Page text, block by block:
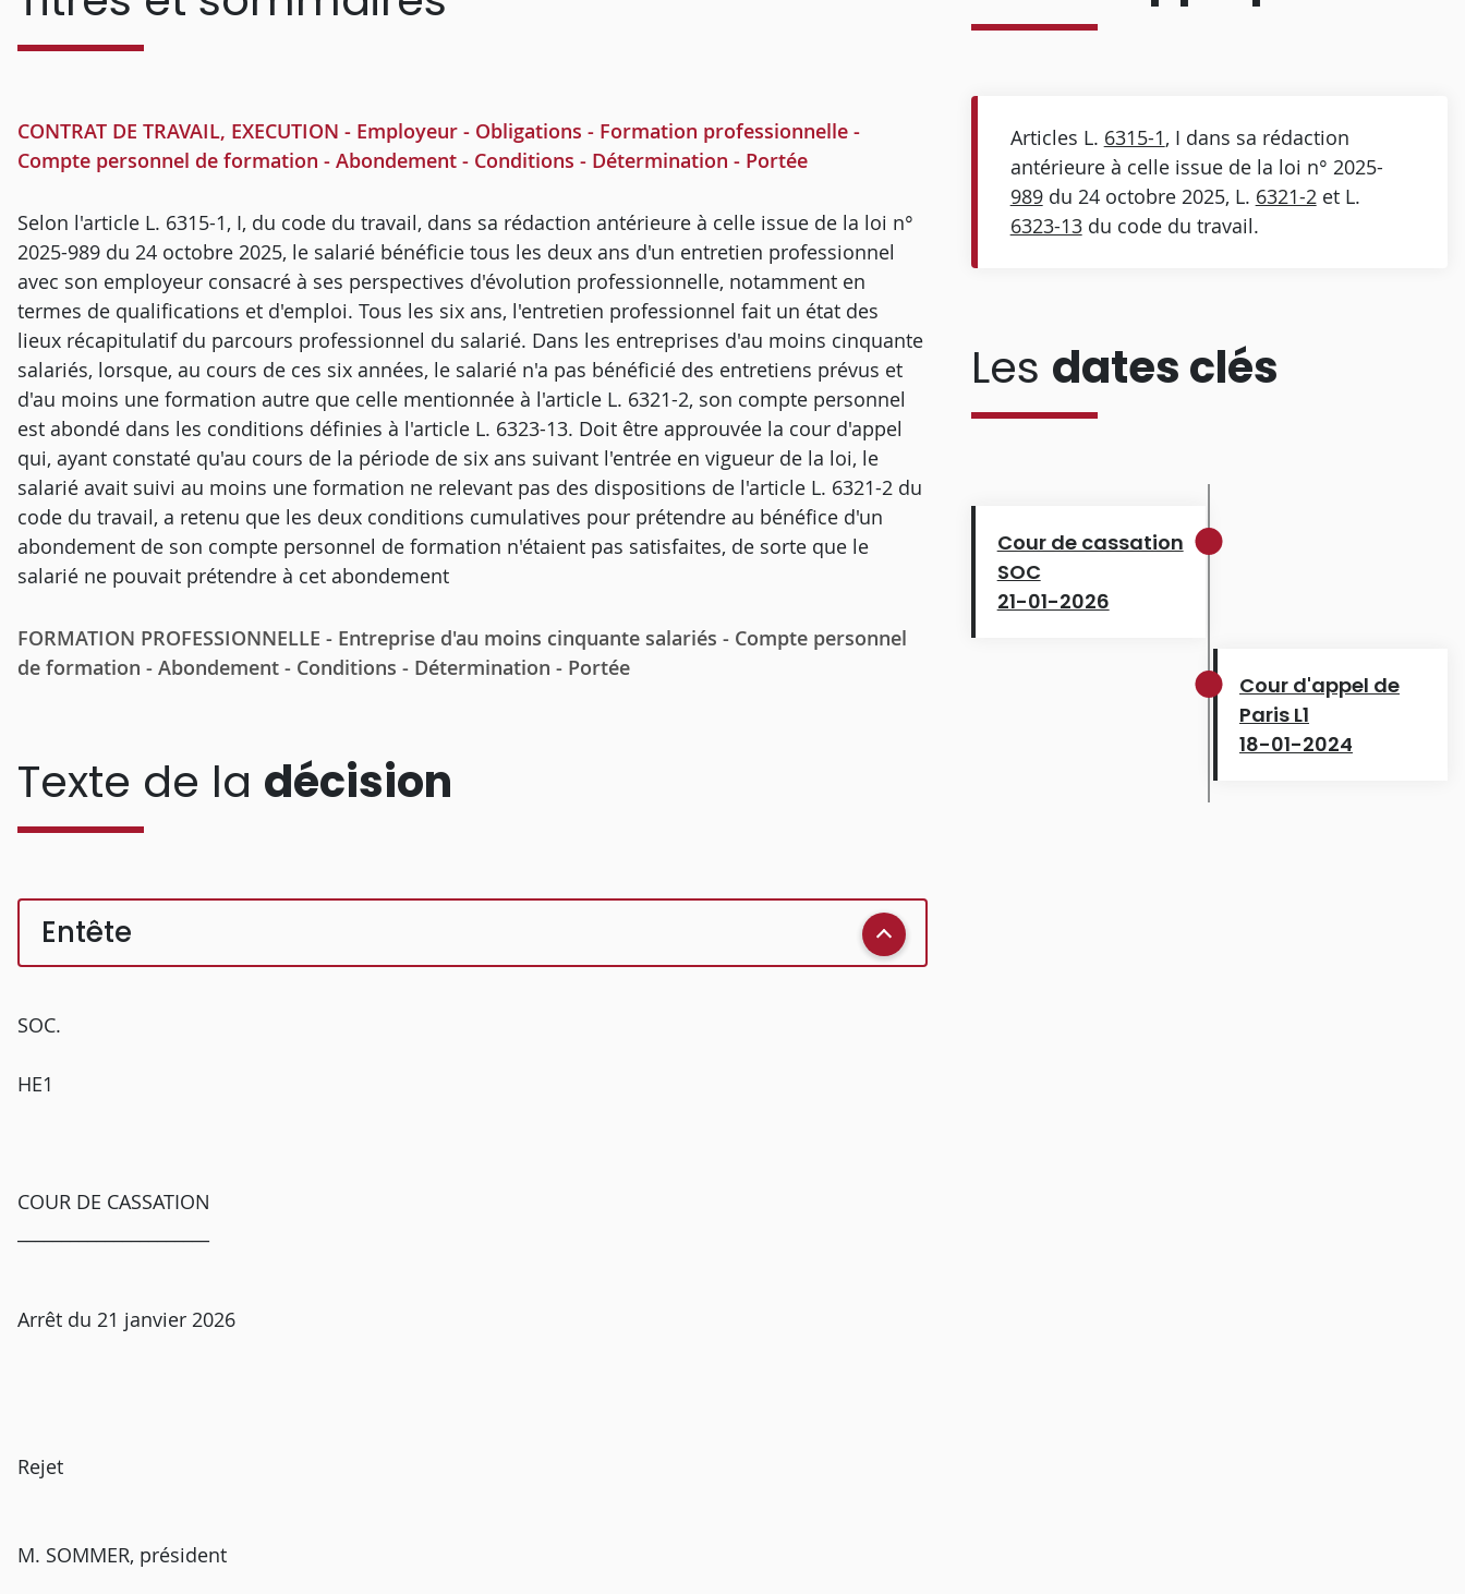
CONTRAT DE TRAVAIL, EXECUTION - Employeur - Obligations - Formation professionnelle -
Compte personnel de formation - Abondement - Conditions - Détermination - Portée
Selon l'article L. 6315-1, I, du code du travail, dans sa rédaction antérieure à celle issue de la loi n°
2025-989 du 24 octobre 2025, le salarié bénéficie tous les deux ans d'un entretien professionnel
avec son employeur consacré à ses perspectives d'évolution professionnelle, notamment en
termes de qualifications et d'emploi. Tous les six ans, l'entretien professionnel fait un état des
lieux récapitulatif du parcours professionnel du salarié. Dans les entreprises d'au moins cinquante
salariés, lorsque, au cours de ces six années, le salarié n'a pas bénéficié des entretiens prévus et
d'au moins une formation autre que celle mentionnée à l'article L. 6321-2, son compte personnel
est abondé dans les conditions définies à l'article L. 6323-13. Doit être approuvée la cour d'appel
qui, ayant constaté qu'au cours de la période de six ans suivant l'entrée en vigueur de la loi, le
salarié avait suivi au moins une formation ne relevant pas des dispositions de l'article L. 6321-2 du
code du travail, a retenu que les deux conditions cumulatives pour prétendre au bénéfice d'un
abondement de son compte personnel de formation n'étaient pas satisfaites, de sorte que le
salarié ne pouvait prétendre à cet abondement
FORMATION PROFESSIONNELLE - Entreprise d'au moins cinquante salariés - Compte personnel
de formation - Abondement - Conditions - Détermination - Portée
Texte de la décision
Entête
SOC.
HE1
COUR DE CASSATION
Arrêt du 21 janvier 2026
Rejet
M. SOMMER, président
Articles L. 6315-1, I dans sa rédaction
antérieure à celle issue de la loi n° 2025-
989du 24 octobre 2025, L. 6321-2et L.
6323-13du code du travail.
Les dates clés
Cour de cassation
SOC
21-01-2026
Cour d'appel de
Paris L1
18-01-2024